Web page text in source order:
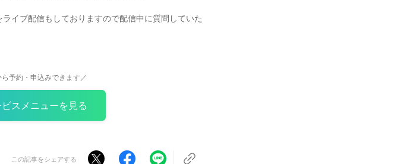
イブ配信もしておりますので配信中に質問していた
予約・申込みできます／
スメニューを見る
この記事をシェアする